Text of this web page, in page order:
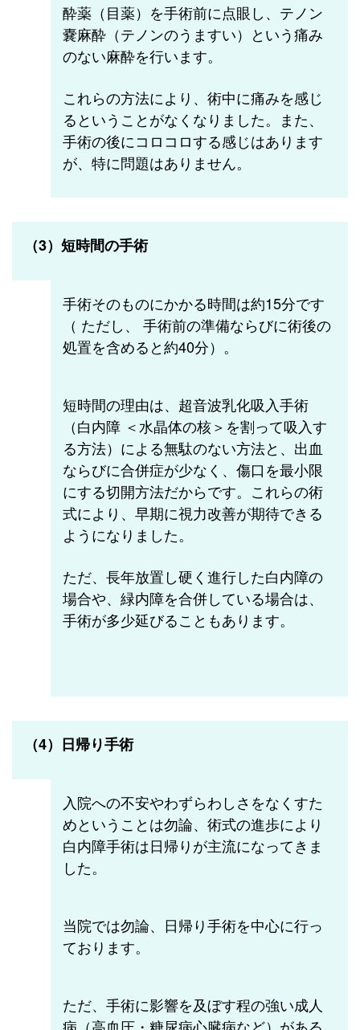
酔薬（目薬）を手術前に点眼し、テノン
嚢麻酔（テノンのうますい）という痛み
のない麻酔を行います。
これらの方法により、術中に痛みを感じ
るということがなくなりました。また、
手術の後にコロコロする感じはあります
が、特に問題はありません。
（3）短時間の手術
手術そのものにかかる時間は約15分です
（ ただし、 手術前の準備ならびに術後の
処置を含めると約40分）。
短時間の理由は、超音波乳化吸入手術
（白内障 ＜水晶体の核＞を割って吸入す
る方法）による無駄のない方法と、出血
ならびに合併症が少なく、傷口を最小限
にする切開方法だからです。これらの術
式により、早期に視力改善が期待できる
ようになりました。
ただ、長年放置し硬く進行した白内障の
場合や、緑内障を合併している場合は、
手術が多少延びることもあります。
（4）日帰り手術
入院への不安やわずらわしさをなくすた
めということは勿論、術式の進歩により
白内障手術は日帰りが主流になってきま
した。
当院では勿論、日帰り手術を中心に行っ
ております。
ただ、手術に影響を及ぼす程の強い成人